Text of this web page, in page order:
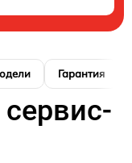
Гарантия